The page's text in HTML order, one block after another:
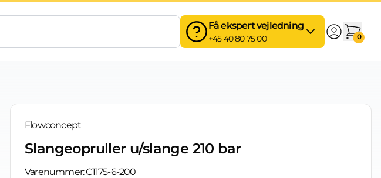
Få ekspert vejledning
+45 40 80 75 00 0
Flowconcept
Slangeopruller u/slange 210 bar
Varenummer:C1175-6-200